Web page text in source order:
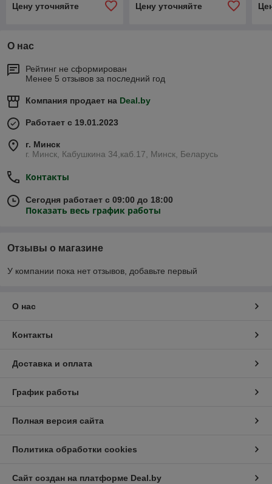
Цену уточняйте
Цену уточняйте
О нас
Рейтинг не сформирован
Менее 5 отзывов за последний год
Компания продает на Deal.by
Работает с 19.01.2023
г. Минск
г. Минск, Кабушкина 34,каб.17, Минск, Беларусь
Контакты
Сегодня работает с 09:00 до 18:00
Показать весь график работы
Отзывы о магазине
У компании пока нет отзывов, добавьте первый
О нас
Контакты
Доставка и оплата
График работы
Полная версия сайта
Политика обработки cookies
Сайт создан на платформе Deal.by